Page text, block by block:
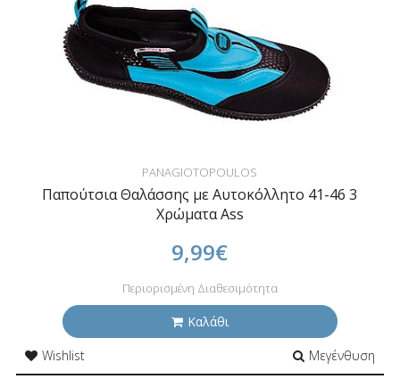
PANAGIOTOPOULOS
Παπούτσια Θαλάσσης με Αυτοκόλλητο 41-46 3
Χρώματα Ass
9,99€
Περιορισμένη Διαθεσιμότητα
Καλάθι
Wishlist
Μεγένθυση